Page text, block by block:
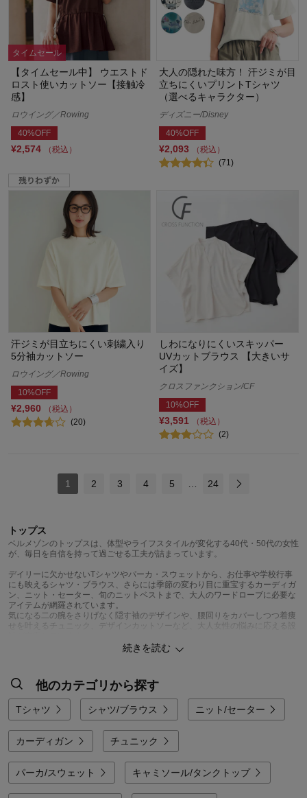
タイムセール
【タイムセール中】 ウエストド
ロスト使いカットソー【接触冷
感】
ロウイング／Rowing
40%OFF
¥2,574 （税込）
大人の隠れた味方！ 汗ジミが目
立ちにくいプリントTシャツ
（選べるキャラクター）
ディズニー/Disney
40%OFF
¥2,093
（税込）
(71)
汗ジミが目立ちにくい刺繍入り
5分袖カットソー
ロウイング／Rowing
10%OFF
¥2,960
（税込）
(20)
しわになりにくいスキッパー
UVカットブラウス 【大きいサ
イズ】
クロスファンクション/CF
10%OFF
¥3,591
（税込）
(2)
1 2 3 4 5 … 24
トップス
ベルメゾンのトップスは、体型やライフスタイルが変化する40代・50代の女性
が、毎日を自信を持って過ごせる工夫が詰まっています。
デイリーに欠かせないTシャツやパーカ・スウェットから、お仕事や学校行事
にも映えるシャツ・ブラウス、さらには季節の変わり目に重宝するカーディガ
ン、ニット・セーター、旬のニットベストまで、大人のワードローブに必要な
アイテムが網羅されています。
気になる二の腕をさりげなく隠す袖のデザインや、腰回りをカバーしつつ着痩
せを叶えるチュニック、デザインカットソーなど、大人女性の悩みに応える設
という画期的な機能を備えています。「ニットやカットソーを乾燥機にかける
と縮みや型崩れが心配」という常識を覆し、シワになりにくく、ふんわりとし
た風合いをキープしたまま仕上がるのが魅力。家事の時短を叶えつつ、常に清
潔でシワのない装いを保つことができます。
1枚で着てもサマになり、重ね着をすれば旬の表情が楽しめる。そんな「シン
プルだけど、どこか今っぽい」デザインに、乾燥機対応などの最先端の利便性
を加えたベルメゾンのトップスで、自分らしい大人の着こなしを賢く楽しんで
みませんか。
続きを読む
他のカテゴリから探す
Tシャツ シャツ/ブラウス ニット/セーター
カーディガン チュニック
パーカ/スウェット キャミソール/タンクトップ